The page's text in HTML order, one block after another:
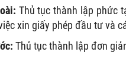
Thủ tục thành lập phức
xin giấy phép đầu tư và
Thủ tục thành lập đơn